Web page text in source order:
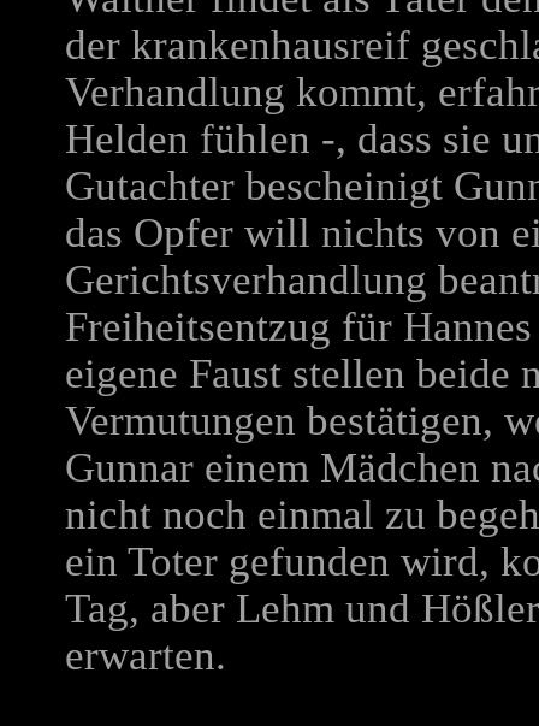
der krankenhausreif
Verhandlung kommt,
Helden fühlen -, dass sie
Gutachter bescheinigt
das Opfer will nichts von
Gerichtsverhandlung
Freiheitsentzug für
eigene Faust stellen
Vermutungen bestätigen,
Gunnar einem Mädchen
nicht noch einmal zu
ein Toter gefunden wird,
Tag, aber Lehm und
erwarten.